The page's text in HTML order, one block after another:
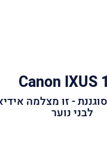
Canon IXUS
- זו מצלמה
לבני נוער